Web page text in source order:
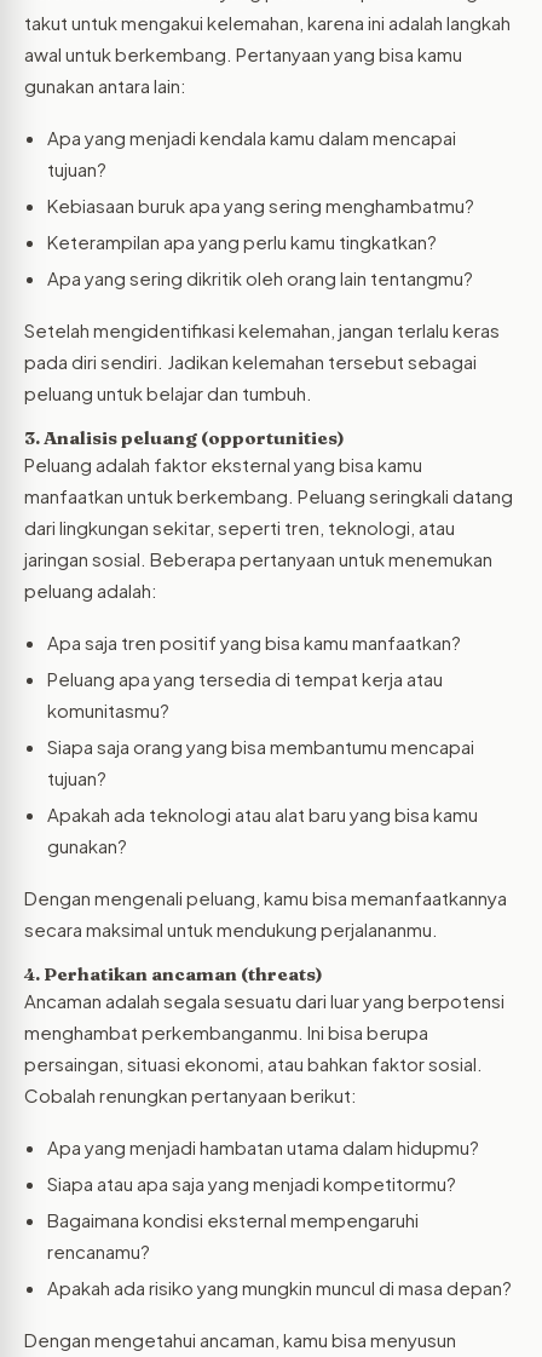
takut untuk mengakui kelemahan, karena ini adalah langkah
awal untuk berkembang. Pertanyaan yang bisa kamu
gunakan antara lain:
Apa yang menjadi kendala kamu dalam mencapai
tujuan?
Kebiasaan buruk apa yang sering menghambatmu?
Keterampilan apa yang perlu kamu tingkatkan?
Apa yang sering dikritik oleh orang lain tentangmu?
Setelah mengidentifikasi kelemahan, jangan terlalu keras
pada diri sendiri. Jadikan kelemahan tersebut sebagai
peluang untuk belajar dan tumbuh.
3. Analisis peluang (opportunities)
Peluang adalah faktor eksternal yang bisa kamu
manfaatkan untuk berkembang. Peluang seringkali datang
dari lingkungan sekitar, seperti tren, teknologi, atau
jaringan sosial. Beberapa pertanyaan untuk menemukan
peluang adalah:
Apa saja tren positif yang bisa kamu manfaatkan?
Peluang apa yang tersedia di tempat kerja atau
komunitasmu?
Siapa saja orang yang bisa membantumu mencapai
tujuan?
Apakah ada teknologi atau alat baru yang bisa kamu
gunakan?
Dengan mengenali peluang, kamu bisa memanfaatkannya
secara maksimal untuk mendukung perjalananmu.
4. Perhatikan ancaman (threats)
Ancaman adalah segala sesuatu dari luar yang berpotensi
menghambat perkembanganmu. Ini bisa berupa
persaingan, situasi ekonomi, atau bahkan faktor sosial.
Cobalah renungkan pertanyaan berikut:
Apa yang menjadi hambatan utama dalam hidupmu?
Siapa atau apa saja yang menjadi kompetitormu?
Bagaimana kondisi eksternal mempengaruhi
rencanamu?
Apakah ada risiko yang mungkin muncul di masa depan?
Dengan mengetahui ancaman, kamu bisa menyusun